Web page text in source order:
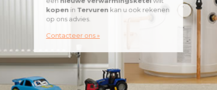
kopen in Tervuren kan u ook rekenen
op ons advies.
Contacteer ons »